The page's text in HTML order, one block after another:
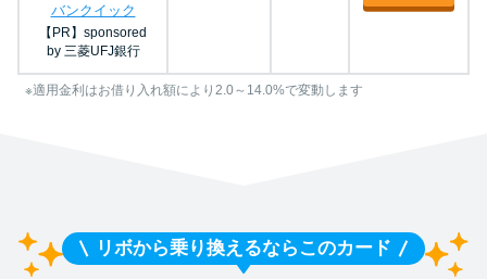
バンクイック
【PR】sponsored
by 三菱UFJ銀行
※適用金利はお借り入れ額により2.0～14.0%で変動します
リボから乗り換えるならこのカード